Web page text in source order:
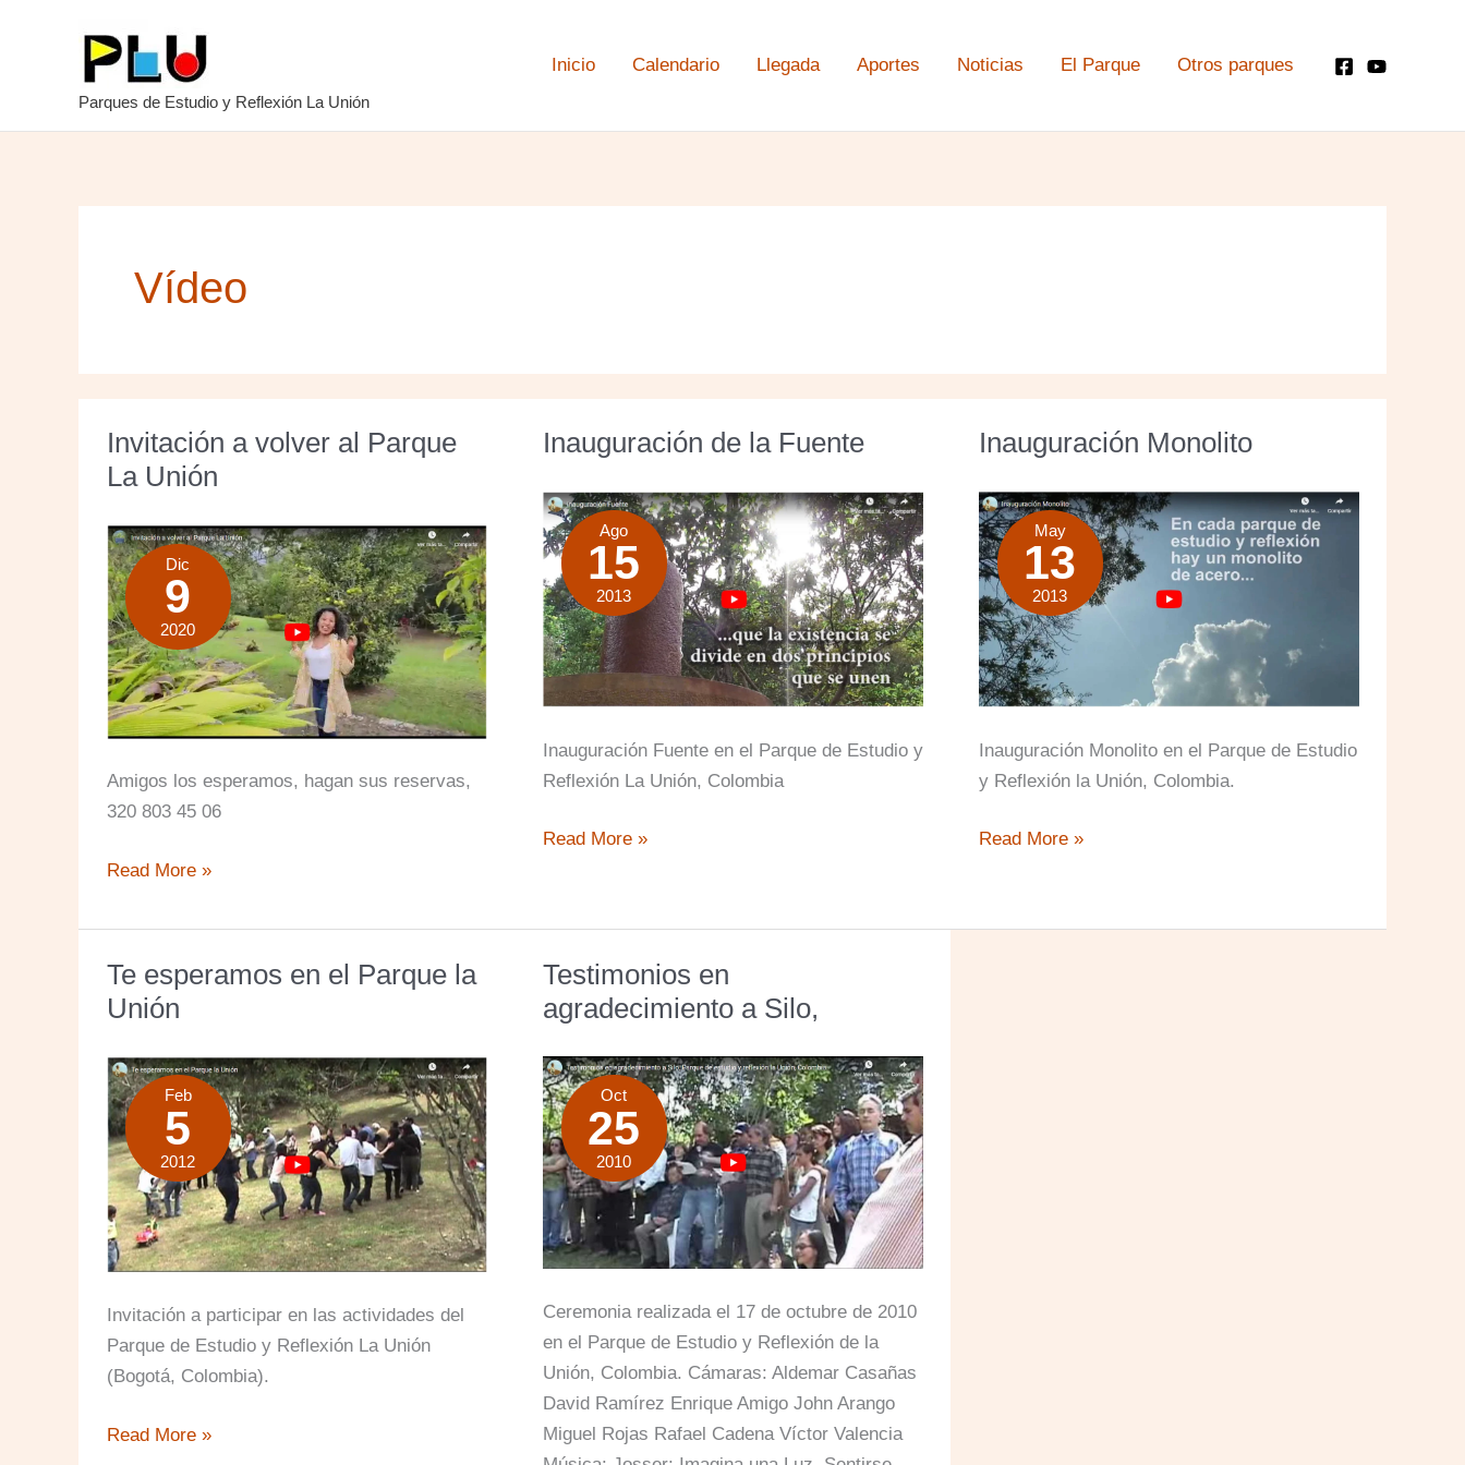
Parques de Estudio y Reflexión La Unión
Inicio Calendario Llegada Aportes Noticias El Parque Otros parques
Vídeo
Invitación a volver al Parque
La Unión
Dic
9
2020
Amigos los esperamos, hagan sus reservas,
320 803 45 06
Invitación
volver
al
Parque
La
Unión
Read More »
Inauguración de la Fuente
Ago
15
2013
Inauguración Fuente en el Parque de Estudio y
Reflexión La Unión, Colombia
Inauguración
Fuente
Read More »
Inauguración Monolito
May
13
2013
Inauguración Monolito en el Parque de Estudio
y Reflexión la Unión, Colombia.
Inauguración
Read More »
Te esperamos en el Parque la
Unión
Feb
5
2012
Invitación a participar en las actividades del
Parque de Estudio y Reflexión La Unión
(Bogotá, Colombia).
Te
Read More »
Testimonios en
agradecimiento a Silo,
Oct
25
2010
Ceremonia realizada el 17 de octubre de 2010
en el Parque de Estudio y Reflexión de la
Unión, Colombia. Cámaras: Aldemar Casañas
David Ramírez Enrique Amigo John Arango
Miguel Rojas Rafael Cadena Víctor Valencia